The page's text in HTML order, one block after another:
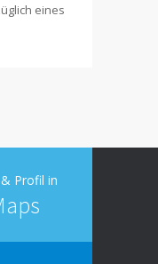
eines
Profil in